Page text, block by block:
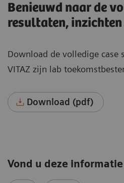
Benieuwd naar de
resultaten,
Download de volledige case
VITAZ zijn lab
Download (pdf)
Vond u deze